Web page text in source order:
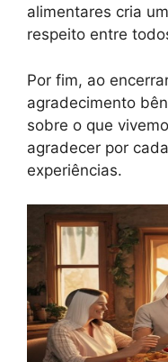
alimentares cria
respeito entre
Por fim, ao
agradecimento
sobre o que
agradecer por
experiências.